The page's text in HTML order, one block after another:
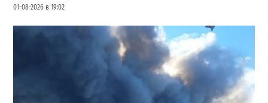
01-08-2026 в 19:02